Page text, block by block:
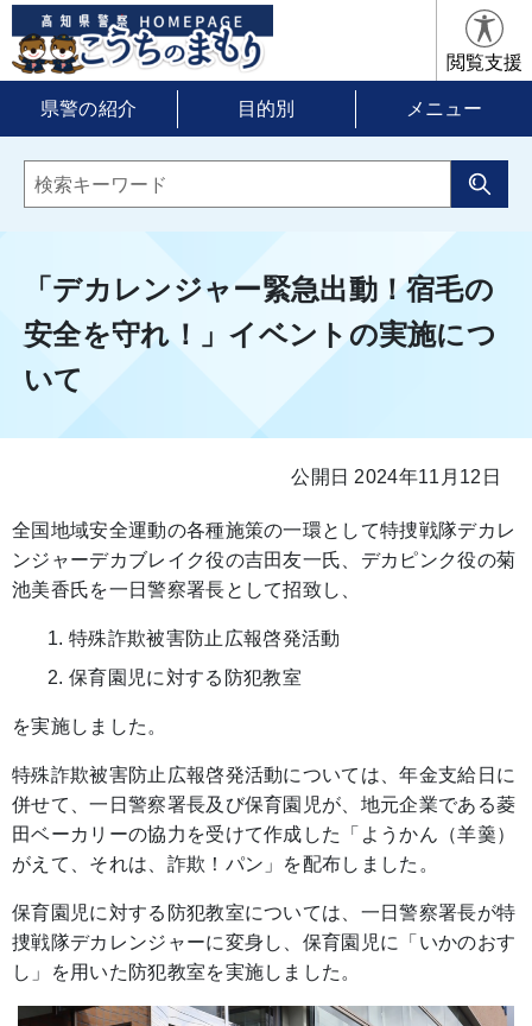
閲覧支援
県警の紹介 目的別 メニュー
「デカレンジャー緊急出動！宿毛の
安全を守れ！」イベントの実施につ
いて
公開日 2024年11月12日
全国地域安全運動の各種施策の一環として特捜戦隊デカレ
ンジャーデカブレイク役の吉田友一氏、デカピンク役の菊
池美香氏を一日警察署長として招致し、
特殊詐欺被害防止広報啓発活動
保育園児に対する防犯教室
を実施しました。
特殊詐欺被害防止広報啓発活動については、年金支給日に
併せて、一日警察署長及び保育園児が、地元企業である菱
田ベーカリーの協力を受けて作成した「ようかん（羊羹）
がえて、それは、詐欺！パン」を配布しました。
保育園児に対する防犯教室については、一日警察署長が特
捜戦隊デカレンジャーに変身し、保育園児に「いかのおす
し」を用いた防犯教室を実施しました。